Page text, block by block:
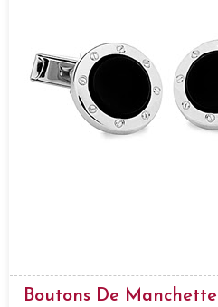
Boutons De